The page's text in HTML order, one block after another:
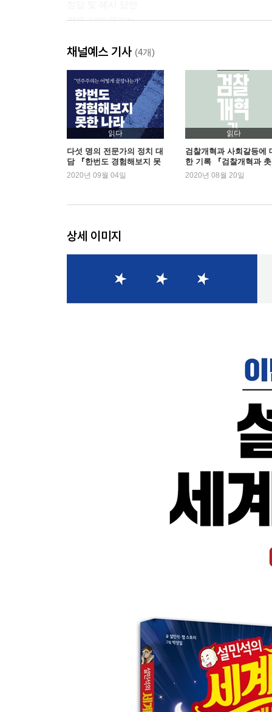
같은 시대 우리는
채널예스 기사 (4개)
읽다
다섯 명의 전문가의 정치 대
담 『한번도 경험해보지 못
한 나라』 2주 연속 1위
2020년 09월 04일
읽다
검찰개혁과 사회갈등에
한 기록 『검찰개혁과
시민』 1위
2020년 08월 20일
상세 이미지